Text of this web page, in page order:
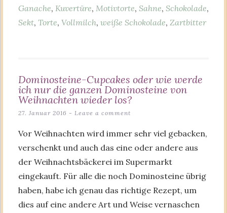
Ganache, Kuvertüre, Motivtorte, Sahne, Schokolade,
Sekt, Torte, Vollmilch, weiße Schokolade, Zartbitter
Dominosteine-Cupcakes oder wie werde
ich nur die ganzen Dominosteine von
Weihnachten wieder los?
27. Januar 2016 Leave a comment
Vor Weihnachten wird immer sehr viel gebacken,
verschenkt und auch das eine oder andere aus
der Weihnachtsbäckerei im Supermarkt
eingekauft. Für alle die noch Dominosteine übrig
haben, habe ich genau das richtige Rezept, um
dies auf eine andere Art und Weise vernaschen